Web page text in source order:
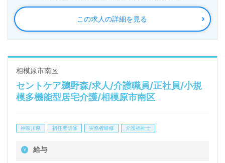
この求人の詳細を見る
相模原市南区
セントケア鵜野森/求人/介護職員/正社員/小規
模多機能型居宅介護/相模原市南区
神奈川県 初任者研修 実務者研修 介護福祉士
給与